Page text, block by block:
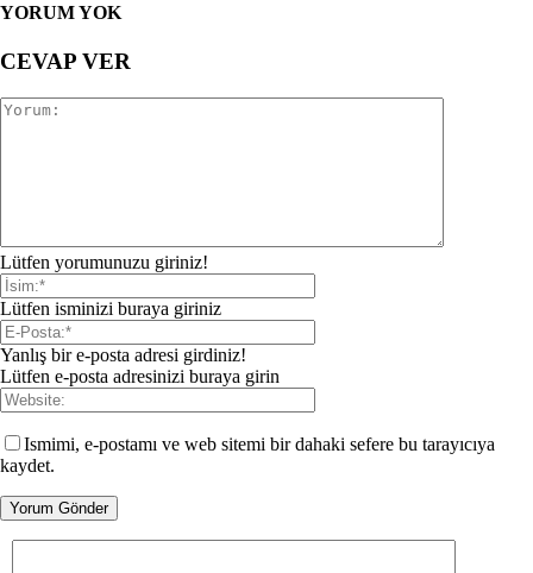
YORUM YOK
CEVAP VER
Lütfen yorumunuzu giriniz!
Lütfen isminizi buraya giriniz
Yanlış bir e-posta adresi girdiniz!
Lütfen e-posta adresinizi buraya girin
Ismimi, e-postamı ve web sitemi bir dahaki sefere bu tarayıcıya
kaydet.